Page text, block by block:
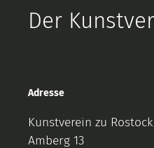
Der
Adresse
Kunstverein zu Rostock
Amberg 13